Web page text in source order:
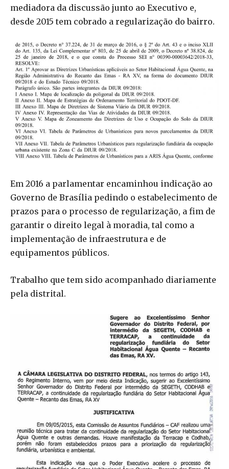
mediadora da discussão junto ao Executivo e,
desde 2015 tem cobrado a regularização do bairro.
Em 2016 a parlamentar encaminhou indicação ao
Governo de Brasília pedindo o estabelecimento de
prazos para o processo de regularização, a fim de
garantir o direito legal à moradia, tal como a
implementação de infraestrutura e de
equipamentos públicos.
Trabalho que tem sido acompanhado diariamente
pela distrital.